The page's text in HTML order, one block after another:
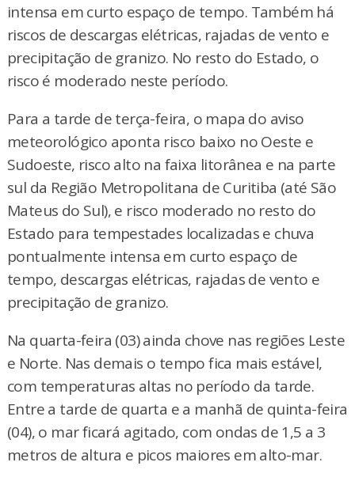
intensa em curto espaço de tempo. Também há
riscos de descargas elétricas, rajadas de vento e
precipitação de granizo. No resto do Estado, o
risco é moderado neste período.
Para a tarde de terça-feira, o mapa do aviso
meteorológico aponta risco baixo no Oeste e
Sudoeste, risco alto na faixa litorânea e na parte
sul da Região Metropolitana de Curitiba (até São
Mateus do Sul), e risco moderado no resto do
Estado para tempestades localizadas e chuva
pontualmente intensa em curto espaço de
tempo, descargas elétricas, rajadas de vento e
precipitação de granizo.
Na quarta-feira (03) ainda chove nas regiões Leste
e Norte. Nas demais o tempo fica mais estável,
com temperaturas altas no período da tarde.
Entre a tarde de quarta e a manhã de quinta-feira
(04), o mar ficará agitado, com ondas de 1,5 a 3
metros de altura e picos maiores em alto-mar.